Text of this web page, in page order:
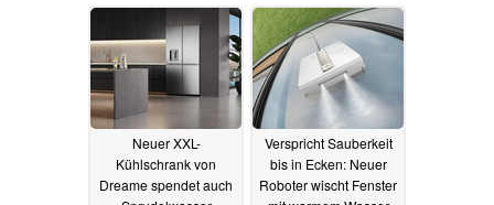
28.05.2026
Neuer XXL-
Kühlschrank von
Dreame spendet auch
Verspricht Sauberkeit
bis in Ecken: Neuer
Roboter wischt Fenster